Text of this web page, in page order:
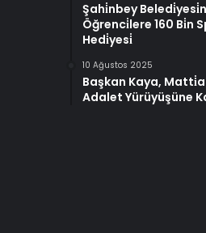
Şahi̇nbey
Öğrenci̇lere 160 Bi̇n
Hedi̇yesi̇
10 Ağustos 2025
Başkan Kaya,
Adalet Yürüyüşüne